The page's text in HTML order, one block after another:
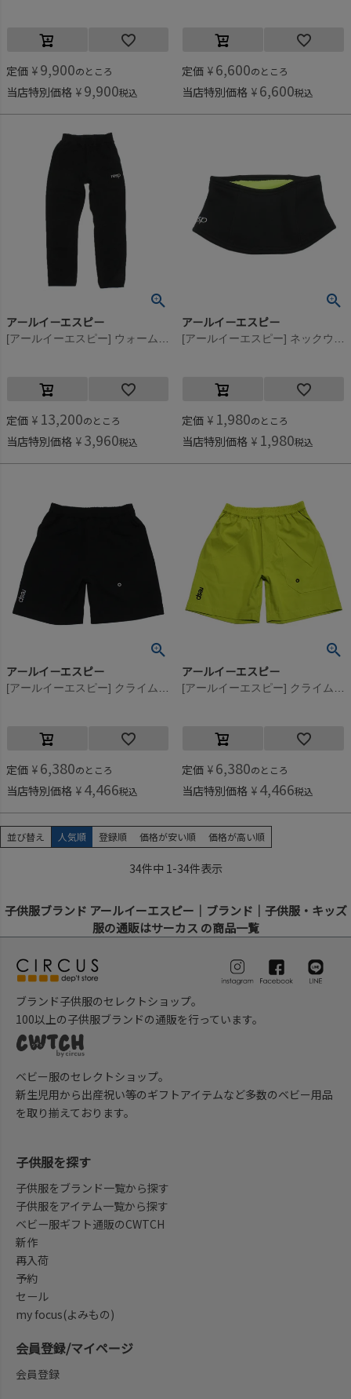
定価 ¥ 9,900のところ
当店特別価格 ¥ 9,900税込
定価 ¥ 6,600のところ
当店特別価格 ¥ 6,600税込
アールイーエスピー
[アールイーエスピー] ウォームパンツ ブラック
定価 ¥ 13,200のところ
当店特別価格 ¥ 3,960税込
アールイーエスピー
[アールイーエスピー] ネックウォーマー ブラック
定価 ¥ 1,980のところ
当店特別価格 ¥ 1,980税込
アールイーエスピー
[アールイーエスピー] クライムショーツ ブラック
定価 ¥ 6,380のところ
当店特別価格 ¥ 4,466税込
アールイーエスピー
[アールイーエスピー] クライムショーツ ライム
定価 ¥ 6,380のところ
当店特別価格 ¥ 4,466税込
並び替え 人気順 登録順 価格が安い順 価格が高い順
34件中 1-34件表示
子供服ブランド アールイーエスピー｜ブランド｜子供服・キッズ
服の通販はサーカス の商品一覧
ブランド子供服のセレクトショップ。
100以上の子供服ブランドの通販を行っています。
ベビー服のセレクトショップ。
新生児用から出産祝い等のギフトアイテムなど多数のベビー用品
を取り揃えております。
子供服を探す
子供服をブランド一覧から探す
子供服をアイテム一覧から探す
ベビー服ギフト通販のCWTCH
新作
再入荷
予約
セール
my focus(よみもの)
会員登録/マイページ
会員登録